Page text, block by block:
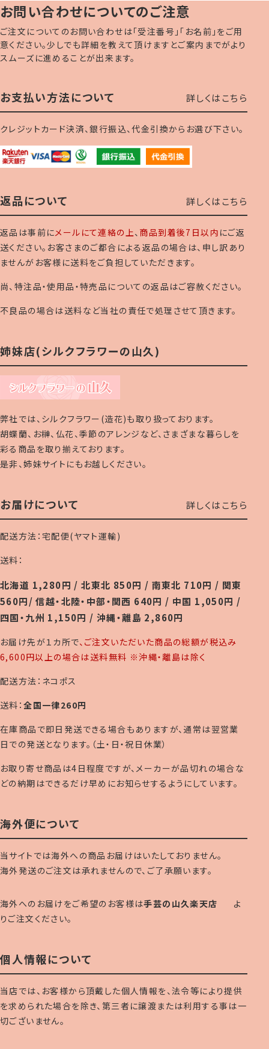
お問い合わせについてのご注意
ご注文についてのお問い合わせは「受注番号」「お名前」をご用
意ください。少しでも詳細を教えて頂けますとご案内までがより
スムーズに進めることが出来ます。
お支払い方法について 詳しくはこちら
クレジットカード決済、銀行振込、代金引換からお選び下さい。
返品について 詳しくはこちら
返品は事前にメールにて連絡の上、 商品到着後7日以内 にご返
送ください。お客さまのご都合による返品の場合は、申し訳あり
ませんがお客様に送料をご負担していただきます。
尚、特注品・使用品・特売品についての返品はご容赦ください。
不良品の場合は送料など当社の責任で処理させて頂きます。
姉妹店(シルクフラワーの山久)
弊社では、シルクフラワー(造花)も取り扱っております。
胡蝶蘭、お榊、仏花、季節のアレンジなど、さまざまな暮らしを
彩る商品を取り揃えております。
是非、姉妹サイトにもお越しください。
お届けについて 詳しくはこちら
配送方法：宅配便(ヤマト運輸)
送料：
北海道 1,280円 / 北東北 850円 / 南東北 710円 / 関東
560円/ 信越・北陸・中部・関西 640円 / 中国 1,050円 /
四国・九州 1,150円 / 沖縄・離島 2,860円
お届け先が１カ所で、ご注文いただいた商品の総額が税込み
6,600円以上の場合は送料無料 ※沖縄・離島は除く
配送方法：ネコポス
送料：全国一律260円
在庫商品で即日発送できる場合もありますが、通常は翌営業
日での発送となります。（土・日・祝日休業）
お取り寄せ商品は4日程度ですが、メーカーが品切れの場合な
どの納期はできるだけ早めにお知らせするようにしています。
海外便について
当サイトでは海外への商品お届けはいたしておりません。
海外発送のご注文は承れませんので、ご了承願います。
海外へのお届けをご希望のお客様は手芸の山久楽天店
よ
りご注文ください。
個人情報について
当店では、お客様から頂戴した個人情報を、法令等により提供
を求められた場合を除き、第三者に譲渡または利用する事は一
切ございません。